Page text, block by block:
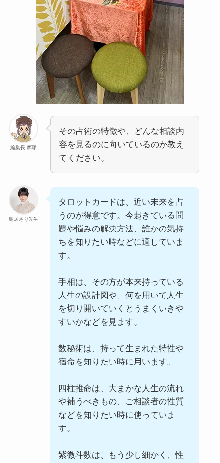
編集長 摩耶
その占術の特徴や、どんな相談内
容を見るのに向いているのか教え
てください。
鳥居さり先生
タロットカードは、近い未来を占
うのが得意です。今起きている問
題や悩みの解決方法、誰かの気持
ちを知りたい時などに適していま
す。
手相は、その方が本来持っている
人生の設計図や、何を用いて人生
を切り開いていくとうまくいきや
すいかなどを見ます。
数秘術は、持って生まれた特性や
宿命を知りたい時に用います。
四柱推命は、大まかな人生の流れ
や補うべきもの、ご相談者の性質
などを知りたい時に使っていま
す。
紫微斗数は、もう少し細かく、性